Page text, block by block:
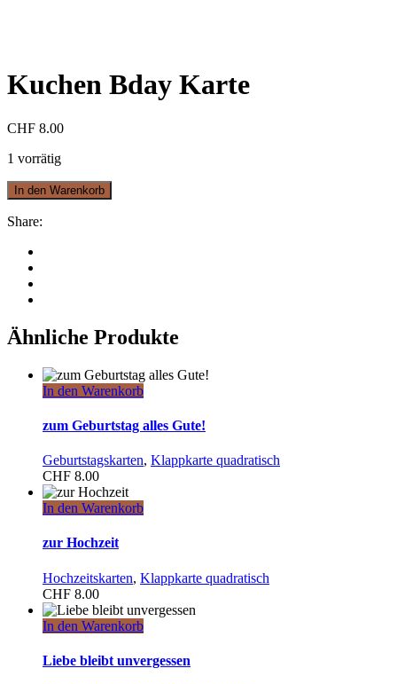
Kuchen Bday Karte
CHF 8.00
1 vorrätig
In den Warenkorb
Share:
Ähnliche Produkte
In den Warenkorb
zum Geburtstag alles Gute!
Geburtstagskarten, Klappkarte quadratisch
CHF 8.00
In den Warenkorb
zur Hochzeit
Hochzeitskarten, Klappkarte quadratisch
CHF 8.00
In den Warenkorb
Liebe bleibt unvergessen